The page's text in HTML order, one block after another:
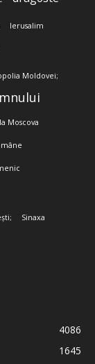
Ierusalim
Moldovei;
Moscova
Sinaxa
4086
1645